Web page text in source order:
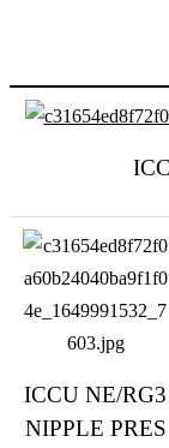
ICCU NE/RG3
NIPPLE PRES